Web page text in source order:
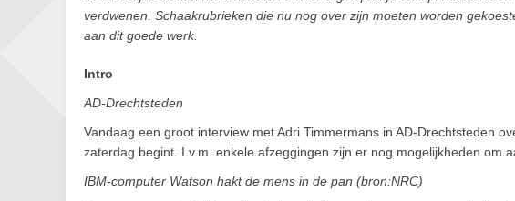
verdwenen. Schaakrubrieken die nu nog over zijn moeten worden
aan dit goede werk.
Intro
AD-Drechtsteden
Vandaag een groot interview met Adri Timmermans in AD-Drechtsteden
zaterdag begint. I.v.m. enkele afzeggingen zijn er nog mogelijkheden om
IBM-computer Watson hakt de mens in de pan (bron:NRC)